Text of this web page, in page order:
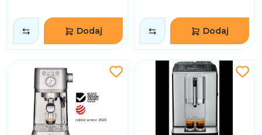
Dodaj Dodaj